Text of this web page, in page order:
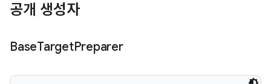
공개 생성자
BaseTargetPreparer